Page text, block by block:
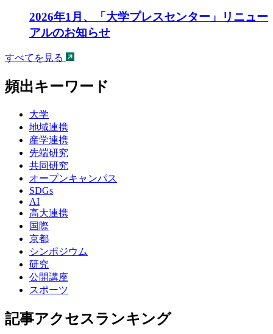
2026年1月、「大学プレスセンター」リニュー
アルのお知らせ
すべてを見る
頻出キーワード
大学
地域連携
産学連携
先端研究
共同研究
オープンキャンパス
SDGs
AI
高大連携
国際
京都
シンポジウム
研究
公開講座
スポーツ
記事アクセスランキング